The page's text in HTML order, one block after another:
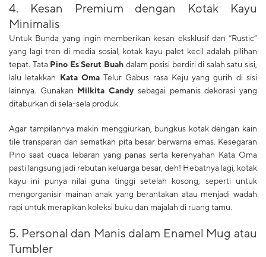
​4. Kesan Premium dengan Kotak Kayu
Minimalis
Untuk Bunda yang ingin memberikan kesan eksklusif dan “Rustic”
yang lagi tren di media sosial, kotak kayu palet kecil adalah pilihan
tepat. Tata Pino Es Serut Buahdalam posisi berdiri di salah satu sisi,
lalu letakkan Kata OmaTelur Gabus rasa Keju yang gurih di sisi
lainnya. Gunakan Milkita Candy sebagai pemanis dekorasi yang
ditaburkan di sela-sela produk.
Agar tampilannya makin menggiurkan, bungkus kotak dengan kain
tile transparan dan sematkan pita besar berwarna emas. Kesegaran
Pino saat cuaca lebaran yang panas serta kerenyahan Kata Oma
pasti langsung jadi rebutan keluarga besar, deh! Hebatnya lagi, kotak
kayu ini punya nilai guna tinggi setelah kosong, seperti untuk
mengorganisir mainan anak yang berantakan atau menjadi wadah
rapi untuk merapikan koleksi buku dan majalah di ruang tamu.
​5. Personal dan Manis dalam Enamel Mug atau
Tumbler